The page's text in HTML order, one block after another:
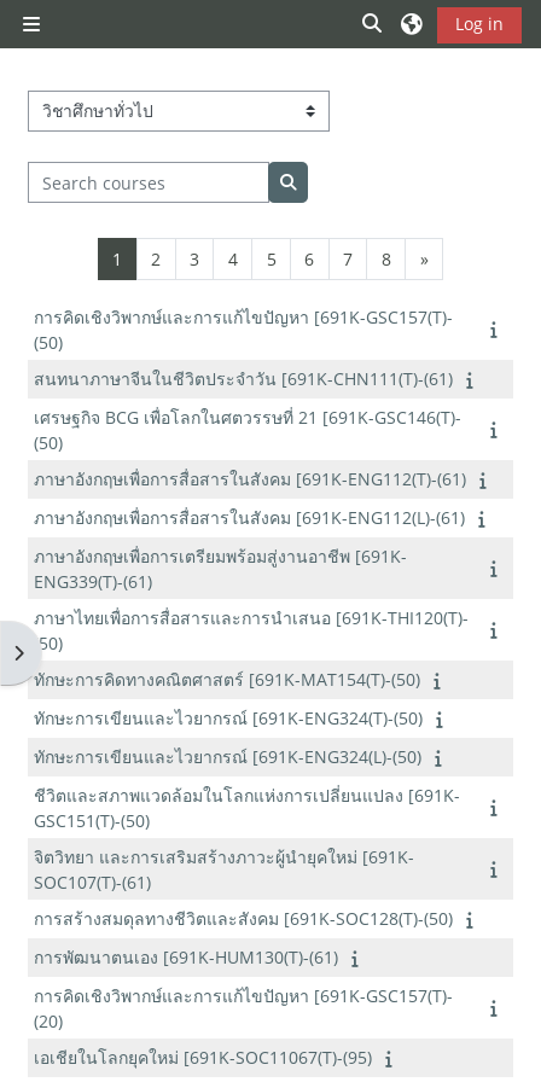
Side panel
Toggle search
Log in
Open block drawer
Course categories
Search courses
Search courses
1 Page 1
2 Page 2
3Page 3
4Page 4
5Page 5
6Page 6
7Page 7
8Page 8
»Next page
การคิดเชิงวิพากษ์และการแก้ไขปัญหา [691K-GSC157(T)-
(50)
สนทนาภาษาจีนในชีวิตประจำวัน [691K-CHN111(T)-(61)
เศรษฐกิจ BCG เพื่อโลกในศตวรรษที่ 21 [691K-GSC146(T)-
(50)
ภาษาอังกฤษเพื่อการสื่อสารในสังคม [691K-ENG112(T)-(61)
ภาษาอังกฤษเพื่อการสื่อสารในสังคม [691K-ENG112(L)-(61)
ภาษาอังกฤษเพื่อการเตรียมพร้อมสู่งานอาชีพ [691K-
ENG339(T)-(61)
ภาษาไทยเพื่อการสื่อสารและการนำเสนอ [691K-THI120(T)-
(50)
ทักษะการคิดทางคณิตศาสตร์ [691K-MAT154(T)-(50)
ทักษะการเขียนและไวยากรณ์ [691K-ENG324(T)-(50)
ทักษะการเขียนและไวยากรณ์ [691K-ENG324(L)-(50)
ชีวิตและสภาพแวดล้อมในโลกแห่งการเปลี่ยนแปลง [691K-
GSC151(T)-(50)
จิตวิทยา และการเสริมสร้างภาวะผู้นำยุคใหม่ [691K-
SOC107(T)-(61)
การสร้างสมดุลทางชีวิตและสังคม [691K-SOC128(T)-(50)
การพัฒนาตนเอง [691K-HUM130(T)-(61)
การคิดเชิงวิพากษ์และการแก้ไขปัญหา [691K-GSC157(T)-
(20)
เอเชียในโลกยุคใหม่ [691K-SOC11067(T)-(95)